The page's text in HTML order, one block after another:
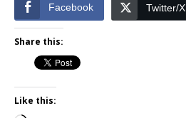
Facebook Twitter/X
Share this:
Like this: